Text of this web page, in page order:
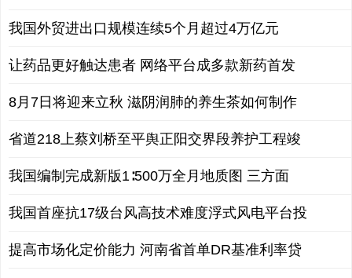
我国外贸进出口规模连续5个月超过4万亿元
让药品更好触达患者 网络平台成多款新药首发
8月7日将迎来立秋 滋阴润肺的养生茶如何制作
省道218上蔡刘桥至平舆正阳交界段养护工程竣
我国编制完成新版1∶500万全月地质图 三方面
我国首座抗17级台风高技术难度浮式风电平台投
提高市场化定价能力 河南省首单DR基准利率贷